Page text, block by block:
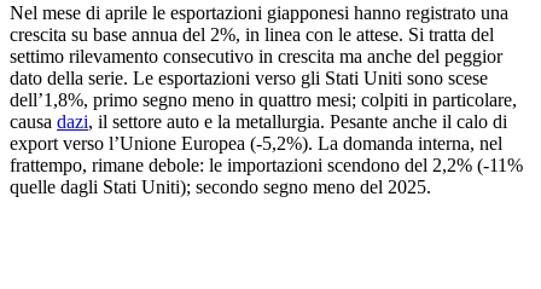
Nel mese di aprile le esportazioni giapponesi hanno registrato una
crescita su base annua del 2%, in linea con le attese. Si tratta del
settimo rilevamento consecutivo in crescita ma anche del peggior
dato della serie. Le esportazioni verso gli Stati Uniti sono scese
dell’1,8%, primo segno meno in quattro mesi; colpiti in particolare,
causa dazi, il settore auto e la metallurgia. Pesante anche il calo di
export verso l’Unione Europea (-5,2%). La domanda interna, nel
frattempo, rimane debole: le importazioni scendono del 2,2% (-11%
quelle dagli Stati Uniti); secondo segno meno del 2025.